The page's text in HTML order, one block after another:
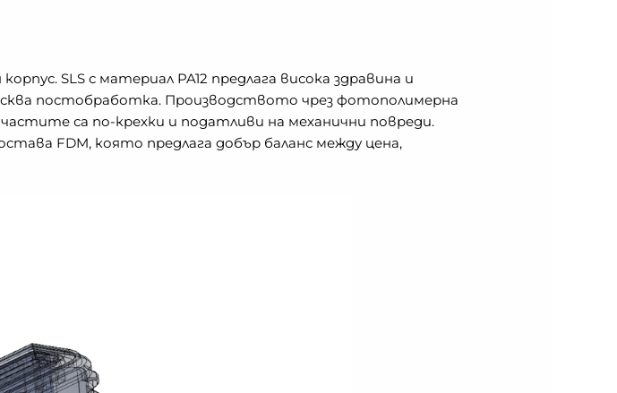
SLS с материал PA12 предлага висока здравина и
постобработка. Производството чрез фотополимерна
са по-крехки и податливи на механични повреди.
FDM, която предлага добър баланс между цена,